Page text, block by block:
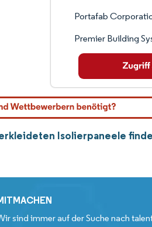
Portafab
Premier Building
Isolierpaneele
sind immer auf der Suche nach